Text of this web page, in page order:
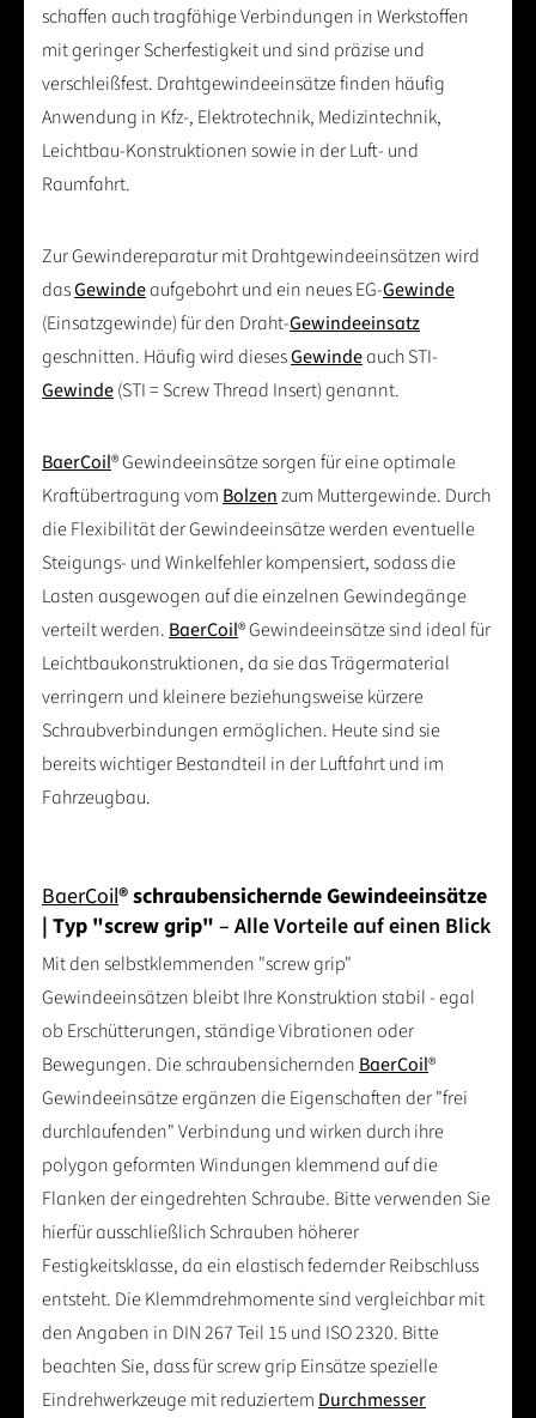
schaffen auch tragfähige Verbindungen in Werkstoffen
mit geringer Scherfestigkeit und sind präzise und
verschleißfest. Drahtgewindeeinsätze finden häufig
Anwendung in Kfz-, Elektrotechnik, Medizintechnik,
Leichtbau-Konstruktionen sowie in der Luft- und
Raumfahrt.
Zur Gewindereparatur mit Drahtgewindeeinsätzen wird
dasGewindeaufgebohrt und ein neues EG-Gewinde
(Einsatzgewinde) für den Draht-Gewindeeinsatz
geschnitten. Häufig wird diesesGewindeauch STI-
Gewinde(STI = Screw Thread Insert) genannt.
BaerCoil® Gewindeeinsätze sorgen für eine optimale
Kraftübertragung vom Bolzenzum Muttergewinde. Durch
die Flexibilität der Gewindeeinsätze werden eventuelle
Steigungs- und Winkelfehler kompensiert, sodass die
Lasten ausgewogen auf die einzelnen Gewindegänge
verteilt werden. BaerCoil® Gewindeeinsätze sind ideal für
Leichtbaukonstruktionen, da sie das Trägermaterial
verringern und kleinere beziehungsweise kürzere
Schraubverbindungen ermöglichen. Heute sind sie
bereits wichtiger Bestandteil in der Luftfahrt und im
Fahrzeugbau.
BaerCoil® schraubensichernde Gewindeeinsätze
| Typ "screw grip" – Alle Vorteile auf einen Blick
Mit den selbstklemmenden "screw grip"
Gewindeeinsätzen bleibt Ihre Konstruktion stabil - egal
ob Erschütterungen, ständige Vibrationen oder
Bewegungen. Die schraubensichernden BaerCoil®
Gewindeeinsätze ergänzen die Eigenschaften der "frei
durchlaufenden" Verbindung und wirken durch ihre
polygon geformten Windungen klemmend auf die
Flanken der eingedrehten Schraube. Bitte verwenden Sie
hierfür ausschließlich Schrauben höherer
Festigkeitsklasse, da ein elastisch federnder Reibschluss
entsteht. Die Klemmdrehmomente sind vergleichbar mit
den Angaben in DIN 267 Teil 15 und ISO 2320. Bitte
beachten Sie, dass für screw grip Einsätze spezielle
Eindrehwerkzeuge mit reduziertem Durchmesser